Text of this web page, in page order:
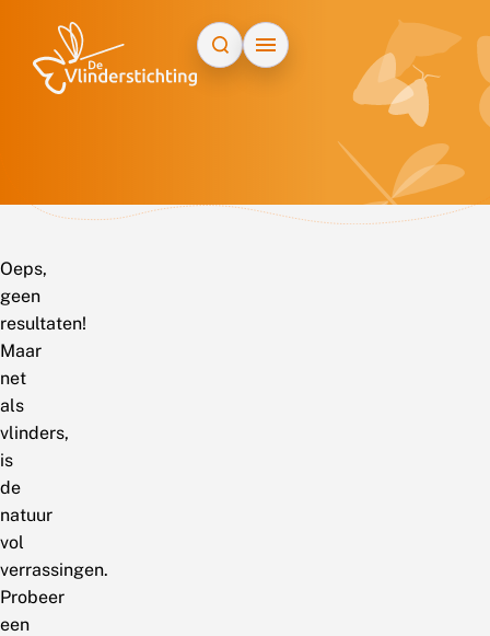
Oeps,
geen
resultaten!
Maar
net
als
vlinders,
is
de
natuur
vol
verrassingen.
Probeer
een